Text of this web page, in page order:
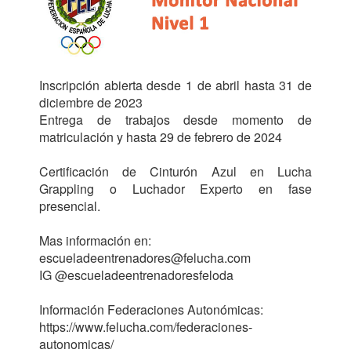
Inscripción abierta desde 1 de abril hasta 31 de
diciembre de 2023
Entrega de trabajos desde momento de
matriculación y hasta 29 de febrero de 2024
Certificación de Cinturón Azul en Lucha
Grappling o Luchador Experto en fase
presencial.
Mas información en:
escueladeentrenadores@felucha.com
IG @escueladeentrenadoresfeloda
Información Federaciones Autonómicas:
https://www.felucha.com/federaciones-
autonomicas/